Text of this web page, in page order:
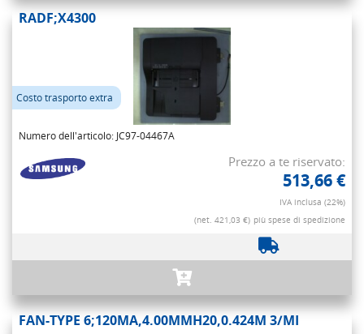
RADF;X4300
Numero dell'articolo: JC97-04467A
Costo trasporto extra
Prezzo a te riservato:
513,66 €
IVA inclusa (22%)
(net. 421,03 €) più spese di spedizione
FAN-TYPE 6;120MA,4.00MMH20,0.424M 3/MI